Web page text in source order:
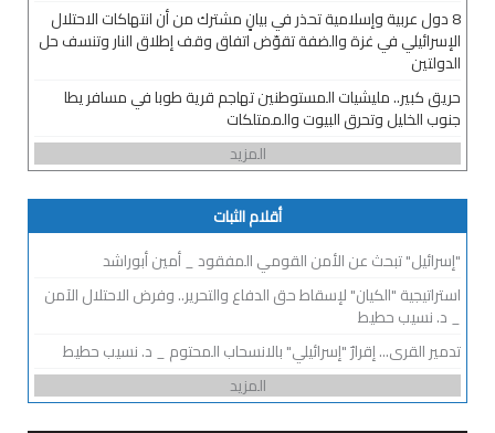
8 دول عربية وإسلامية تحذر في بيانٍ مشترك من أن انتهاكات الاحتلال
الإسرائيلي في غزة والضفة تقوّض اتفاق وقف إطلاق النار وتنسف حل
الدولتين
حريق كبير.. مليشيات المستوطنين تهاجم قرية طوبا في مسافر يطا
جنوب الخليل وتحرق البيوت والممتلكات
المزيد
أقلام الثبات
"إسرائيل" تبحث عن الأمن القومي المفقود _ أمين أبوراشد
استراتيجية "الكيان" لإسقاط حق الدفاع والتحرير.. وفرض الاحتلال الآمن
_ د. نسيب حطيط
تدمير القرى... إقرارٌ "إسرائيلي" بالانسحاب المحتوم _ د. نسيب حطيط
المزيد